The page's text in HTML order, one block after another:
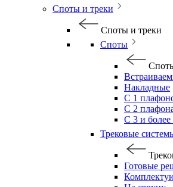
Споты и треки
Споты и треки
Споты
Накладные
С 1
С 2
С 3 и
Трековые
Готовые